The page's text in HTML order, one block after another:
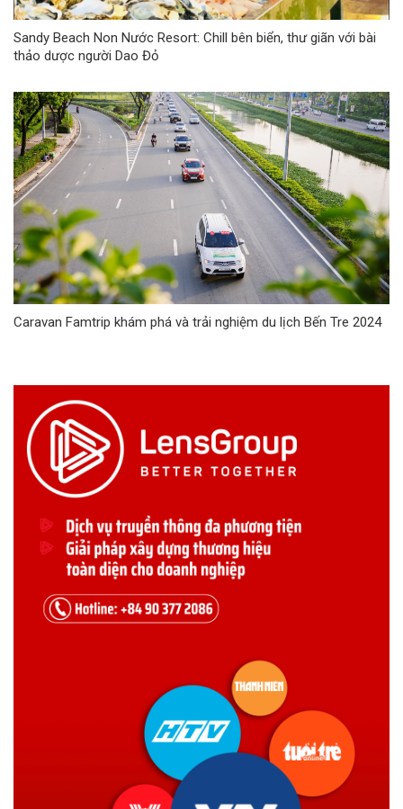
Sandy Beach Non Nước Resort: Chill bên biển, thư giãn với bài
thảo dược người Dao Đỏ
Caravan Famtrip khám phá và trải nghiệm du lịch Bến Tre 2024